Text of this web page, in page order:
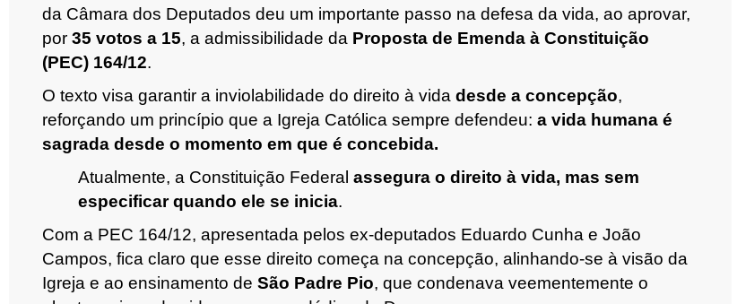
da Câmara dos Deputados deu um importante passo na defesa da vida, ao aprovar,
por 35 votos a 15, a admissibilidade da Proposta de Emenda à Constituição
(PEC) 164/12.
O texto visa garantir a inviolabilidade do direito à vida desde a concepção,
reforçando um princípio que a Igreja Católica sempre defendeu: a vida humana é
sagrada desde o momento em que é concebida.
Atualmente, a Constituição Federal assegura o direito à vida, mas sem
especificar quando ele se inicia.
Com a PEC 164/12, apresentada pelos ex-deputados Eduardo Cunha e João
Campos, fica claro que esse direito começa na concepção, alinhando-se à visão da
Igreja e ao ensinamento de São Padre Pio, que condenava veementemente o